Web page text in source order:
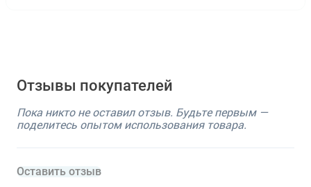
Отзывы покупателей
Пока никто не оставил отзыв. Будьте первым —
поделитесь опытом использования товара.
Оставить отзыв